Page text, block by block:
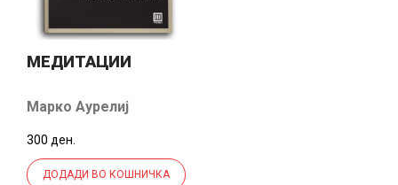
МЕДИТАЦИИ
Марко Аурелиј
300 ден.
ДОДАДИ ВО КОШНИЧКА